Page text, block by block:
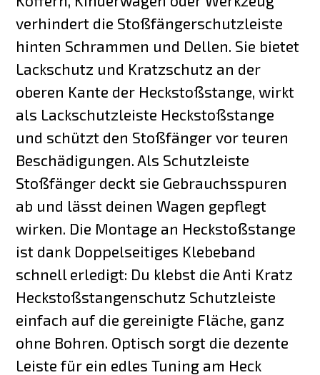
verhindert die Stoßfängerschutzleiste
hinten Schrammen und Dellen. Sie bietet
Lackschutz und Kratzschutz an der
oberen Kante der Heckstoßstange, wirkt
als Lackschutzleiste Heckstoßstange
und schützt den Stoßfänger vor teuren
Beschädigungen. Als Schutzleiste
Stoßfänger deckt sie Gebrauchsspuren
ab und lässt deinen Wagen gepflegt
wirken. Die Montage an Heckstoßstange
ist dank Doppelseitiges Klebeband
schnell erledigt: Du klebst die Anti Kratz
Heckstoßstangenschutz Schutzleiste
einfach auf die gereinigte Fläche, ganz
ohne Bohren. Optisch sorgt die dezente
Leiste für ein edles Tuning am Heck